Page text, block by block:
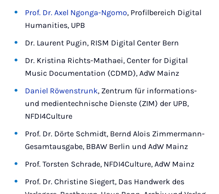
Prof. Dr. Axel Ngonga-Ngomo, Profilbereich Digital
Humanities, UPB
Dr. Laurent Pugin, RISM Digital Center Bern
Dr. Kristina Richts-Mathaei, Center for Digital
Music Documentation (CDMD), AdW Mainz
Daniel Röwenstrunk, Zentrum für informations-
und medientechnische Dienste (ZIM) der UPB,
NFDI4Culture
Prof. Dr. Dörte Schmidt, Bernd Alois Zimmermann-
Gesamtausgabe, BBAW Berlin und AdW Mainz
Prof. Torsten Schrade, NFDI4Culture, AdW Mainz
Prof. Dr. Christine Siegert, Das Handwerk des